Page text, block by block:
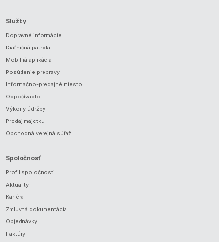
Služby
Dopravné informácie
Diaľničná patrola
Mobilná aplikácia
Posúdenie prepravy
Informačno-predajné miesto
Odpočívadlo
Výkony údržby
Predaj majetku
Obchodná verejná súťaž
Spoločnosť
Profil spoločnosti
Aktuality
Kariéra
Zmluvná dokumentácia
Objednávky
Faktúry